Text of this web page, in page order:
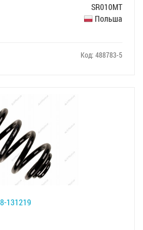
SR010MT
Польша
Код: 488783-5
131219